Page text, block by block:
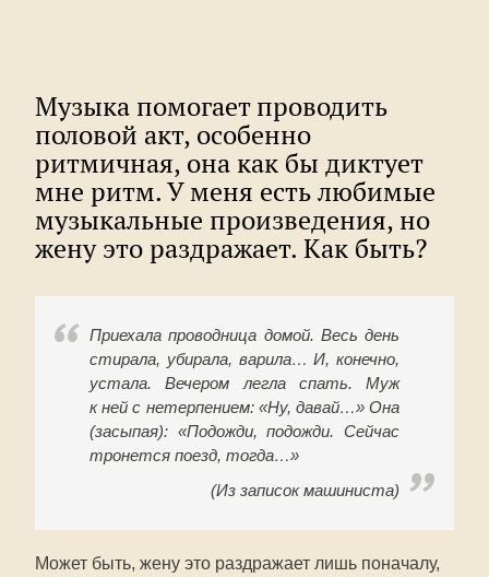
Музыка помогает проводить
половой акт, особенно
ритмичная, она как бы диктует
мне ритм. У меня есть любимые
музыкальные произведения, но
жену это раздражает. Как быть?
Приехала проводница домой. Весь день
стирала, убирала, варила… И, конечно,
устала. Вечером легла спать. Муж
к ней с нетерпением: «Ну, давай…» Она
(засыпая): «Подожди, подожди. Сейчас
тронется поезд, тогда…»
(Из записок машиниста)
Может быть, жену это раздражает лишь поначалу,